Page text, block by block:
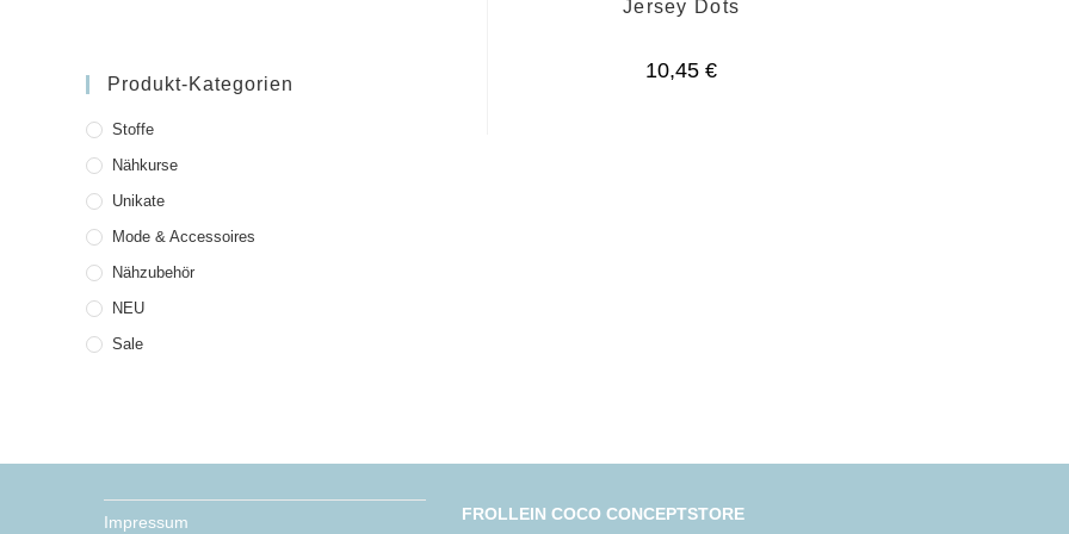
Produkt-Kategorien
Stoffe
Nähkurse
Unikate
Mode & Accessoires
Nähzubehör
NEU
Sale
Jersey Dots
10,45€
Impressum FROLLEIN COCO CONCEPTSTORE